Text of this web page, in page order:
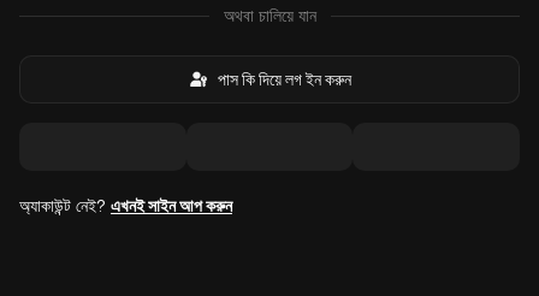
অথবা চালিয়ে যান
পাস কি দিয়ে লগ ইন করুন
অ্যাকাউন্ট নেই? এখনই সাইন আপ করুন